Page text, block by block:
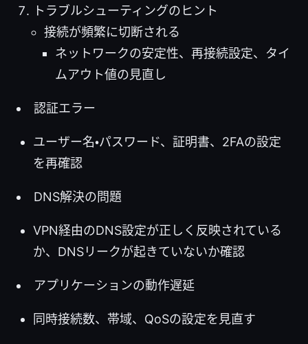
トラブルシューティングのヒント
接続が頻繁に切断される
ネットワークの安定性、再接続設定、タイ
ムアウト値の見直し
認証エラー
ユーザー名・パスワード、証明書、2FAの設定
を再確認
DNS解決の問題
VPN経由のDNS設定が正しく反映されている
か、DNSリークが起きていないか確認
アプリケーションの動作遅延
同時接続数、帯域、QoSの設定を見直す